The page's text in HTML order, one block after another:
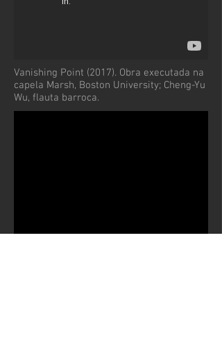
Vanishing Point (2017). Obra executada na
capela Marsh, Boston University; Cheng-Yu
Wu, flauta barroca.